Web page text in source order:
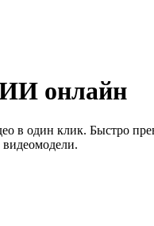
ИИ онлайн
в один клик. Быстро